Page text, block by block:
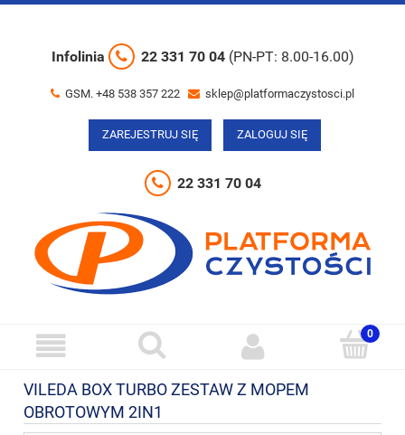
Infolinia 22 331 70 04 (PN-PT: 8.00-16.00)
GSM. +48 538 357 222 sklep@platformaczystosci.pl
ZAREJESTRUJ SIĘ ZALOGUJ SIĘ
22 331 70 04
VILEDA BOX TURBO ZESTAW Z MOPEM
OBROTOWYM 2IN1